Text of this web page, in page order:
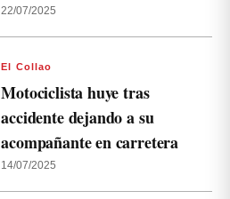
22/07/2025
El Collao
Motociclista huye tras
accidente dejando a su
acompañante en carretera
14/07/2025